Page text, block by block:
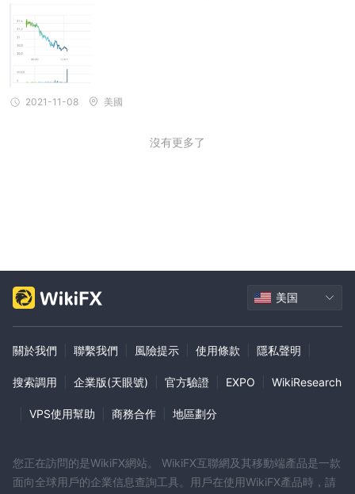
2021-11-08 美國
沒有更多了
美国
關於我們 聯繫我們 風險提示 使用條款 隱私聲明
搜索調用 企業版(天眼號) 官方驗證 EXPO WikiResearch
VPS使用幫助 商務合作 地區劃分
您正在訪問的是WikiFX網站。 WikiFX互聯網及其移動端產品是一款
面向全球用戶的企業信息查詢工具。用戶在使用WikiFX產品時，請